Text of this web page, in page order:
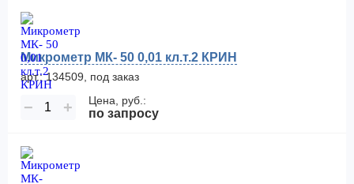
Микрометр МК- 50 0,01 кл.т.2 КРИН
арт.: 134509, под заказ
− + Цена, руб.:
по запросу